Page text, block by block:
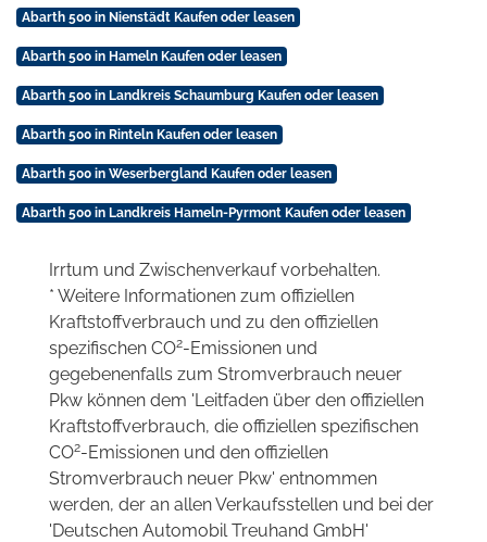
Abarth 500 in Nienstädt Kaufen oder leasen
Abarth 500 in Hameln Kaufen oder leasen
Abarth 500 in Landkreis Schaumburg Kaufen oder leasen
Abarth 500 in Rinteln Kaufen oder leasen
Abarth 500 in Weserbergland Kaufen oder leasen
Abarth 500 in Landkreis Hameln-Pyrmont Kaufen oder leasen
Irrtum und Zwischenverkauf vorbehalten.
* Weitere Informationen zum offiziellen
Kraftstoffverbrauch und zu den offiziellen
spezifischen CO2-Emissionen und
gegebenenfalls zum Stromverbrauch neuer
Pkw können dem 'Leitfaden über den offiziellen
Kraftstoffverbrauch, die offiziellen spezifischen
CO2-Emissionen und den offiziellen
Stromverbrauch neuer Pkw' entnommen
werden, der an allen Verkaufsstellen und bei der
'Deutschen Automobil Treuhand GmbH'